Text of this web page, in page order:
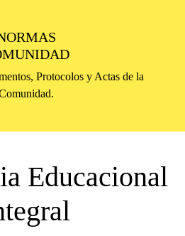
Protocolos y Actas de la
Educacional